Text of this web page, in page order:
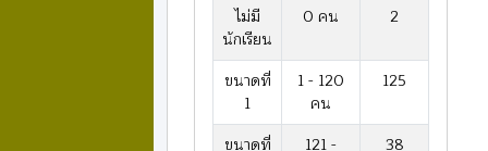
ไม่มี
นักเรียน
0 คน 2
ขนาดที่
1
1 - 120
คน
125
ขนาดที่
121 -
38